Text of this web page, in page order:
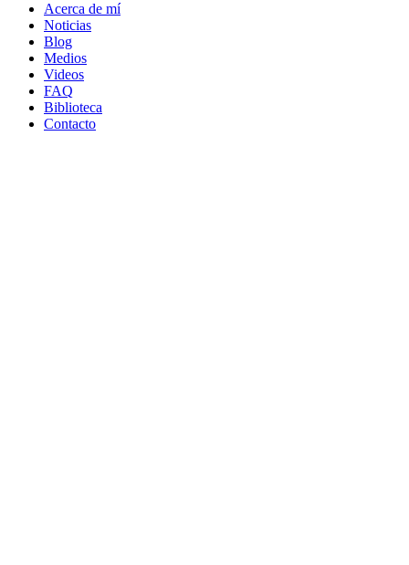
Acerca de mí
Noticias
Blog
Medios
Videos
FAQ
Biblioteca
Contacto